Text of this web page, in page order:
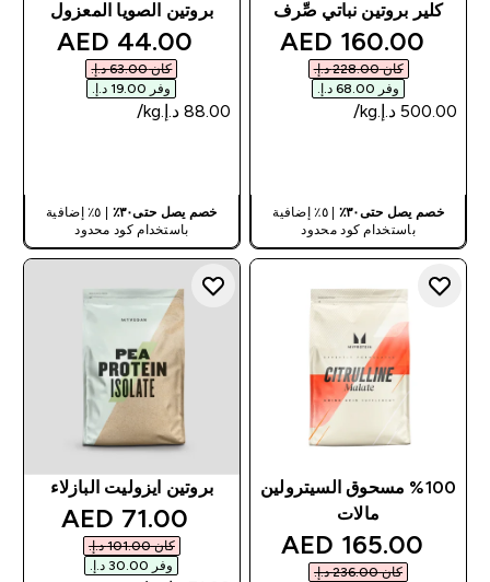
كلير بروتين نباتي صِّرف
discounted price
160.00 AED‎
كان ‏228.00 د.إ.‏‎
وفر ‏68.00 د.إ.‏‎
خصم يصل حتى٣٠٪
| ٥٪ إضافية
باستخدام كود محدود
بروتين الصويا المعزول
price
44.00 AED‎
كان ‏63.00 د.إ.‏‎
وفر ‏19.00 د.إ.‏‎
خصم يصل حتى٣٠٪
| ٥٪ إضافية
باستخدام كود محدود
%100 مسحوق السيترولين
مالات
discounted price
165.00 AED‎
كان ‏236.00 د.إ.‏‎
بروتين ايزوليت البازلاء
price
71.00 AED‎
كان ‏101.00 د.إ.‏‎
وفر ‏30.00 د.إ.‏‎